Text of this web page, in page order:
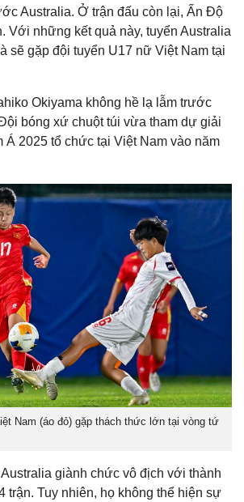
Australia. Ở trận đấu còn lại, Ấn Độ
Với những kết quả này, tuyển Australia
sẽ gặp đội tuyển U17 nữ Việt Nam tại
Okiyama không hề lạ lẫm trước
bóng xứ chuột túi vừa tham dự giải
2025 tổ chức tại Việt Nam vào năm
Nam (áo đỏ) gặp thách thức lớn tại vòng tứ
giành chức vô địch với thành
trận. Tuy nhiên, họ không thể hiện sự